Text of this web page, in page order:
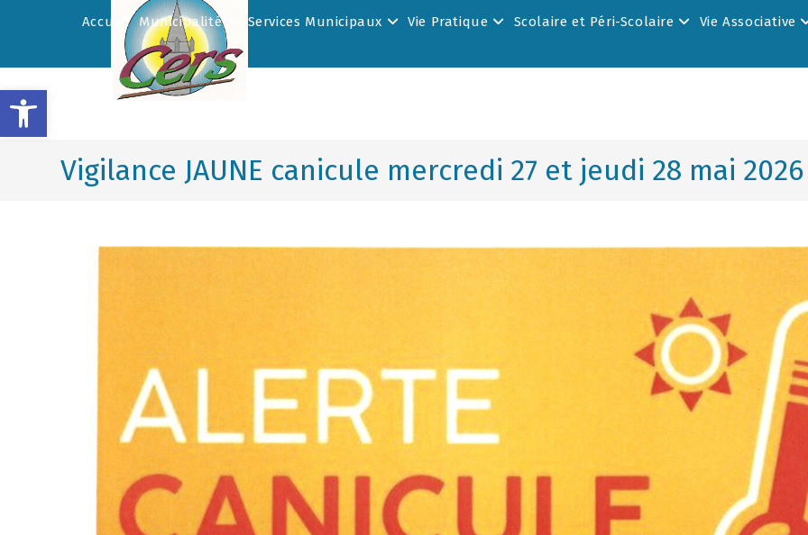
Accueil Municipalité Services Municipaux Vie Pratique Scolaire et Péri-Scolaire Vie Associative
Vigilance JAUNE canicule mercredi 27 et jeudi 28 mai 2026
Ouvrir la barre d’outils